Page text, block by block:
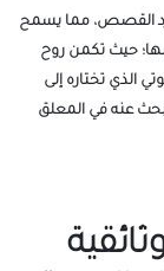
القصص، مما يسمح
حيث تكمن روح
الذي تختاره إلى
عنه في المعلق